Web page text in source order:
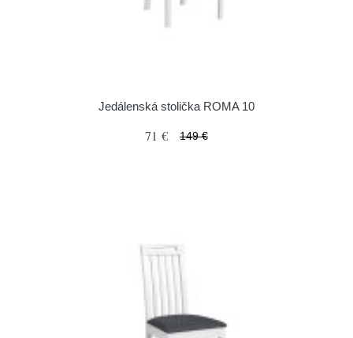
Jedálenská stolička ROMA 10
71 € 149 €